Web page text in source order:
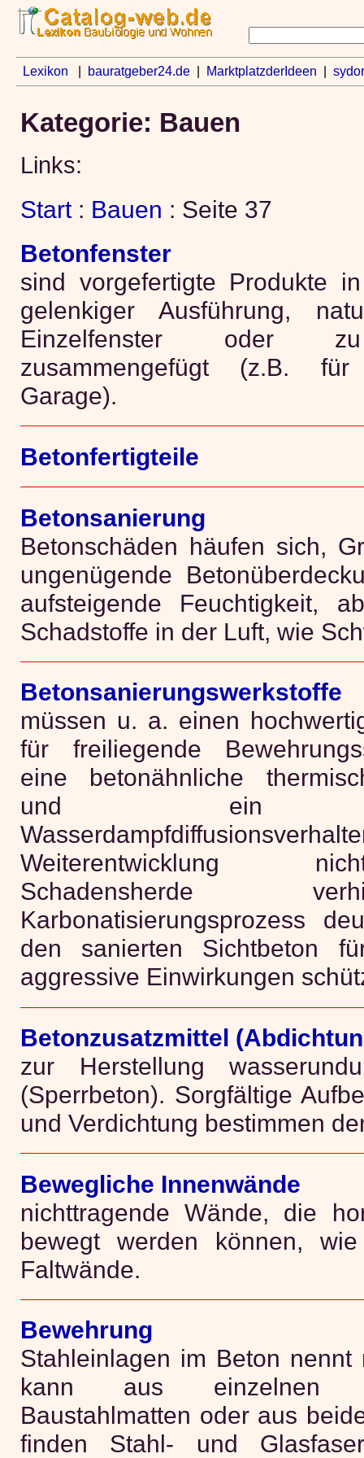
Lexikon bauratgeber24.de| MarktplatzderIdeen
Kategorie: Bauen
Links:
Start: Bauen : Seite 37
Betonfenster
sind vorgefertigte Produkte
gelenkiger Ausführung,
Einzelfenster oder zu
zusammengefügt (z.B.
Garage).
Betonfertigteile
Betonsanierung
Betonschäden häufen sich,
ungenügende
aufsteigende Feuchtigkeit,
Schadstoffe in der Luft, wie
Betonsanierungswerkstoffe
müssen u. a. einen
für freiliegende
eine betonähnliche
und ein
Weiterentwicklung
Schadensherde
Karbonatisierungsprozess
den sanierten Sichtbeton
aggressive Einwirkungen
Betonzusatzmittel
zur Herstellung
(Sperrbeton). Sorgfältige
und Verdichtung bestimmen
Bewegliche Innenwände
nichttragende Wände, die
bewegt werden können,
Faltwände.
Bewehrung
Stahleinlagen im Beton nennt
kann aus einzelnen
Baustahlmatten oder aus
finden Stahl- und